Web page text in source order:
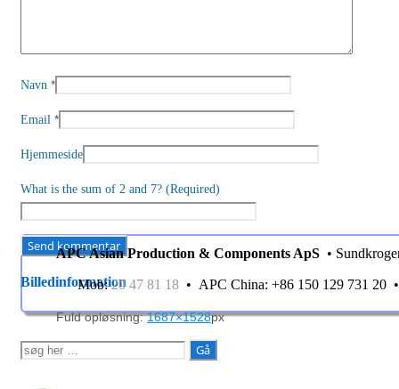
Navn *
Email *
Hjemmeside
What is the sum of 2 and 7? (Required)
Billedinformation
Fuld opløsning:1687×1528px
APC Asian Production & Components ApS •
Mob:20 47 81 18 • APC China: +86 150 129 731 20
Søg